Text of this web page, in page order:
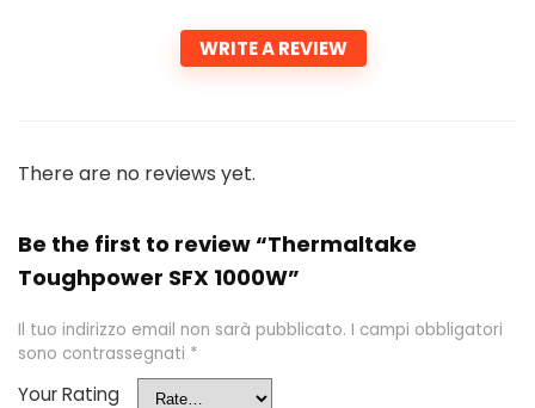
WRITE A REVIEW
There are no reviews yet.
Be the first to review “Thermaltake
Toughpower SFX 1000W”
Il tuo indirizzo email non sarà pubblicato. I campi obbligatori
sono contrassegnati *
Your Rating